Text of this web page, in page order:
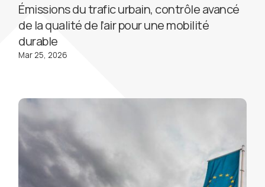
Émissions du trafic urbain, contrôle avancé
de la qualité de l’air pour une mobilité
durable
Mar 25, 2026